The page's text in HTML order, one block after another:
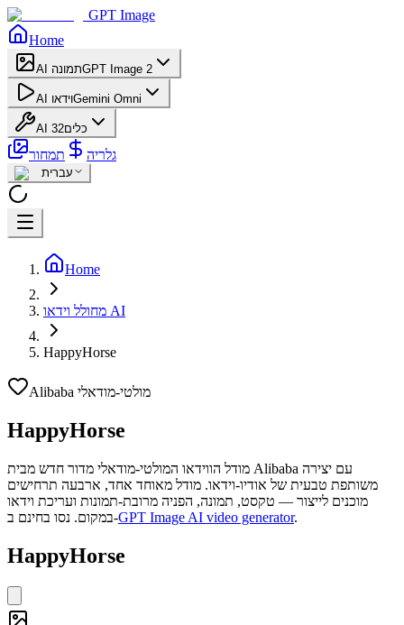
GPT Image
Home
AI תמונהGPT Image 2
AI וידאוGemini Omni
AI כלים32
גלריה תמחור
עברית
Home
מחולל וידאו AI
HappyHorse
Alibaba מולטי-מודאלי
HappyHorse
מודל הווידאו המולטי-מודאלי מדור חדש מבית Alibaba עם יצירה
משותפת טבעית של אודיו-וידאו. מודל מאוחד אחד, ארבעה תרחישים
מוכנים לייצור — טקסט, תמונה, הפניה מרובת-תמונות ועריכת וידאו
במקום. נסו בחינם ב-GPT Image AI video generator.
HappyHorse